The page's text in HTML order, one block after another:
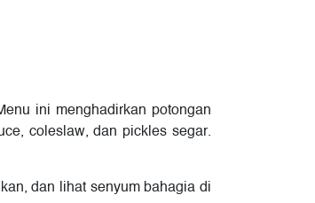
ini menghadirkan potongan
coleslaw, dan pickles segar.
dan lihat senyum bahagia di